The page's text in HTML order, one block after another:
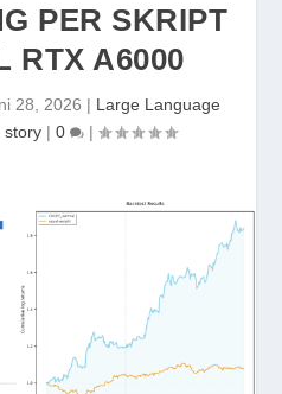
PER SKRIPT
RTX A6000
28, 2026 | Large Language
story| 0 |